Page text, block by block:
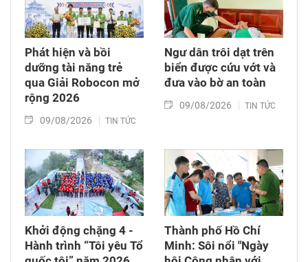
Phát hiện và bồi
dưỡng tài năng trẻ
qua Giải Robocon mở
rộng 2026
09/08/2026 TIN TỨC
Ngư dân trôi dạt trên
biển được cứu vớt và
đưa vào bờ an toàn
09/08/2026 TIN TỨC
Khởi động chặng 4 -
Hành trình “Tôi yêu Tổ
Thành phố Hồ Chí
Minh: Sôi nổi "Ngày